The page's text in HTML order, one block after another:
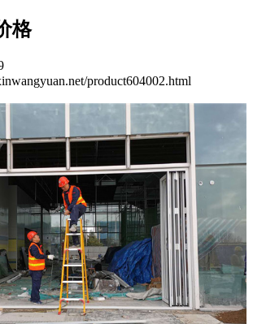
格
product604002.html